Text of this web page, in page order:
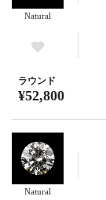
Natural
ラウンド
¥52,800
Natural